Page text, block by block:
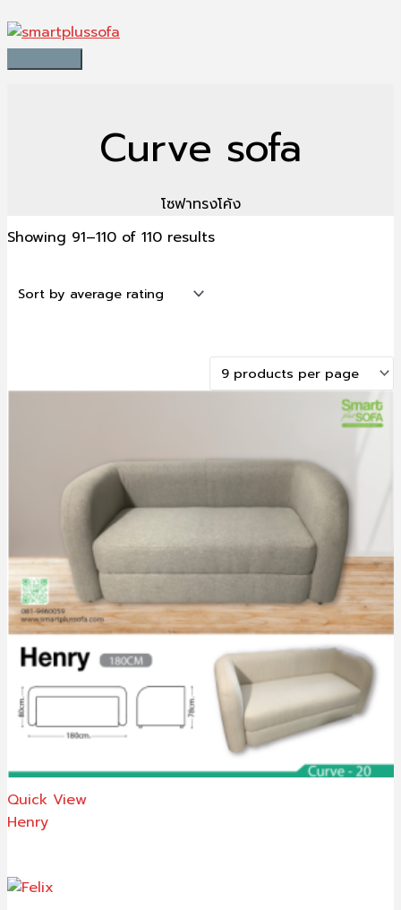
to
contentMenu
Curve sofa
โซฟาทรงโค้ง
e
:Showing 91–110 of 110 results
Quick View
Henry